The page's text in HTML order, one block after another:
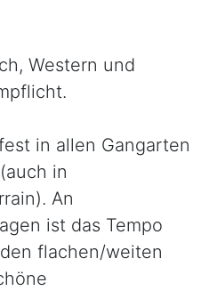
Western und
in allen Gangarten
in
An
ist das Tempo
flachen/weiten